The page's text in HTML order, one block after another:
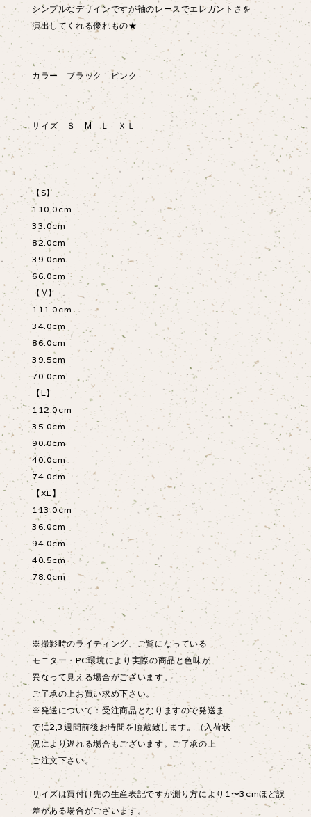
シンプルなデザインですが袖のレースでエレガントさを
演出してくれる優れもの★
カラー ブラック ピンク
サイズ Ｓ М Ｌ ＸＬ
【S】
110.0cm
33.0cm
82.0cm
39.0cm
66.0cm
【М】
111.0cm
34.0cm
86.0cm
39.5cm
70.0cm
【L】
112.0cm
35.0cm
90.0cm
40.0cm
74.0cm
【XL】
113.0cm
36.0cm
94.0cm
40.5cm
78.0cm
※撮影時のライティング、ご覧になっている
モニター・PC環境により実際の商品と色味が
異なって見える場合がございます。
ご了承の上お買い求め下さい。
※発送について：受注商品となりますので発送ま
でに2,3週間前後お時間を頂戴致します。（入荷状
況により遅れる場合もございます。ご了承の上
ご注文下さい。
サイズは買付け先の生産表記ですが測り方により1〜3cmほど誤
差がある場合がございます。